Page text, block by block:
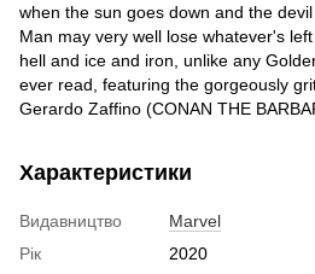
when the sun goes down and the
Man may very well lose whatever's
hell and ice and iron, unlike any
ever read, featuring the gorgeously
Gerardo Zaffino (CONAN THE
Характеристики
Видавництво
Marvel
Рік
2020